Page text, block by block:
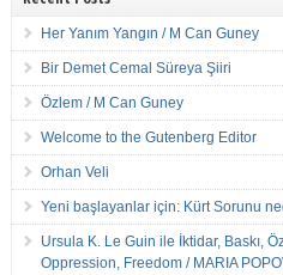
Her Yanım Yangın / M Can Guney
Bir Demet Cemal Süreya Şiiri
Özlem / M Can Guney
Welcome to the Gutenberg Editor
Orhan Veli
Yeni başlayanlar için: Kürt Sorunu
Ursula K. Le Guin ile İktidar, Baskı,
Oppression, Freedom / MARIA